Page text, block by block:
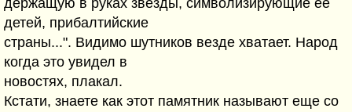
держащую в руках звезды, символизирующие ее
детей, прибалтийские
страны...". Видимо шутников везде хватает. Народ
когда это увидел в
новостях, плакал.
Кстати, знаете как этот памятник называют еще со